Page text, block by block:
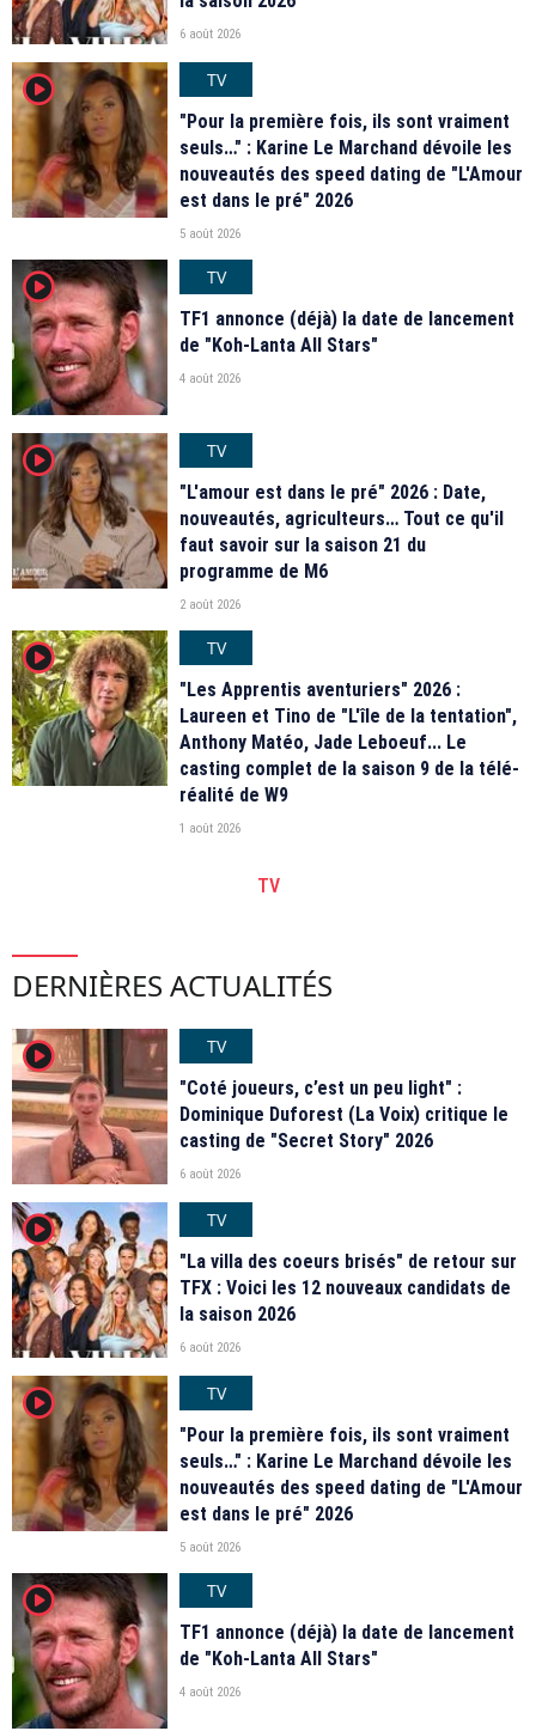
6 août 2026
player2
TV
"Pour la première fois, ils sont vraiment
seuls…" : Karine Le Marchand dévoile les
nouveautés des speed dating de "L'Amour
est dans le pré" 2026
5 août 2026
player2
TV
TF1 annonce (déjà) la date de lancement
de "Koh-Lanta All Stars"
4 août 2026
player2
TV
"L'amour est dans le pré" 2026 : Date,
nouveautés, agriculteurs… Tout ce qu'il
faut savoir sur la saison 21 du
programme de M6
2 août 2026
player2
TV
"Les Apprentis aventuriers" 2026 :
Laureen et Tino de "L'île de la tentation",
Anthony Matéo, Jade Leboeuf... Le
casting complet de la saison 9 de la télé-
réalité de W9
1 août 2026
TV
DERNIÈRES ACTUALITÉS
player2
TV
"Coté joueurs, c’est un peu light" :
Dominique Duforest (La Voix) critique le
casting de "Secret Story" 2026
6 août 2026
player2
TV
"La villa des coeurs brisés" de retour sur
TFX : Voici les 12 nouveaux candidats de
la saison 2026
6 août 2026
player2
TV
"Pour la première fois, ils sont vraiment
seuls…" : Karine Le Marchand dévoile les
nouveautés des speed dating de "L'Amour
est dans le pré" 2026
5 août 2026
player2
TV
TF1 annonce (déjà) la date de lancement
de "Koh-Lanta All Stars"
4 août 2026